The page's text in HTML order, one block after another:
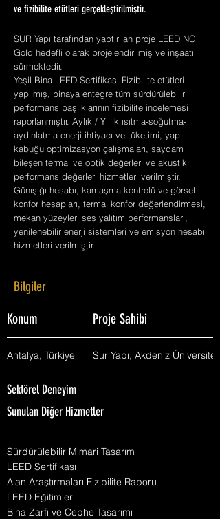
ve fizibilite etütleri gerçekleştirilmiştir.
SUR Yapı tarafından yaptırılan proje LEED NC
Gold hedefli olarak projelendirilmiş ve inşaatı
sürmektedir.
Yeşil Bina LEED Sertifikası Fizibilite etütleri
yapılmış, binaya entegre tüm sürdürülebilir
performans başlıklarının fizibilite incelemesi
raporlanmıştır. Aylık / Yıllık ısıtma-soğutma-
aydınlatma enerji ihtiyacı ve tüketimi, yapı
kabuğu optimizasyon çalışmaları, saydam
bileşen termal ve optik değerleri ve akustik
performans değerleri hizmetleri verilmiştir.
Günışığı hesabı, kamaşma kontrolü ve görsel
konfor hesapları, termal konfor değerlendirmesi,
mekan yüzeyleri ses yalıtım performansları,
yenilenebilir enerji sistemleri ve emisyon hesabı
hizmetleri verilmiştir.
Bilgiler
Konum Proje Sahibi
Antalya, Türkiye Sur Yapı, Akdeniz Üniversitesi
Sektörel Deneyim
Sunulan Diğer Hizmetler
Sürdürülebilir Mimari Tasarım
LEED Sertifikası
Alan Araştırmaları Fizibilite Raporu
LEED Eğitimleri
Bina Zarfı ve Cephe Tasarımı